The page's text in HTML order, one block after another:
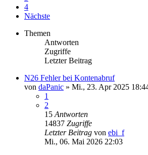
4
Nächste
Themen
Antworten
Zugriffe
Letzter Beitrag
N26 Fehler bei Kontenabruf
von daPanic » Mi., 23. Apr 2025
1
2
15 Antworten
14837 Zugriffe
Letzter Beitrag von ebi_f
Mi., 06. Mai 2026 22:03